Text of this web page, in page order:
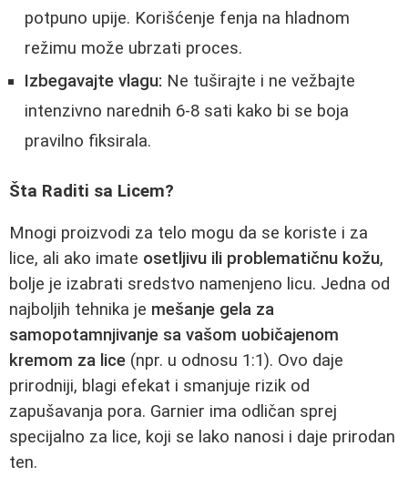
potpuno upije. Korišćenje fenja na hladnom
režimu može ubrzati proces.
Izbegavajte vlagu: Ne tuširajte i ne vežbajte
intenzivno narednih 6-8 sati kako bi se boja
pravilno fiksirala.
Šta Raditi sa Licem?
Mnogi proizvodi za telo mogu da se koriste i za
lice, ali ako imate osetljivu ili problematičnu kožu,
bolje je izabrati sredstvo namenjeno licu. Jedna od
najboljih tehnika je mešanje gela za
samopotamnjivanje sa vašom uobičajenom
kremom za lice (npr. u odnosu 1:1). Ovo daje
prirodniji, blagi efekat i smanjuje rizik od
zapušavanja pora. Garnier ima odličan sprej
specijalno za lice, koji se lako nanosi i daje prirodan
ten.